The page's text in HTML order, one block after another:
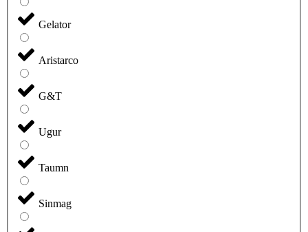
Gelator
Aristarco
G&T
Ugur
Taumn
Sinmag